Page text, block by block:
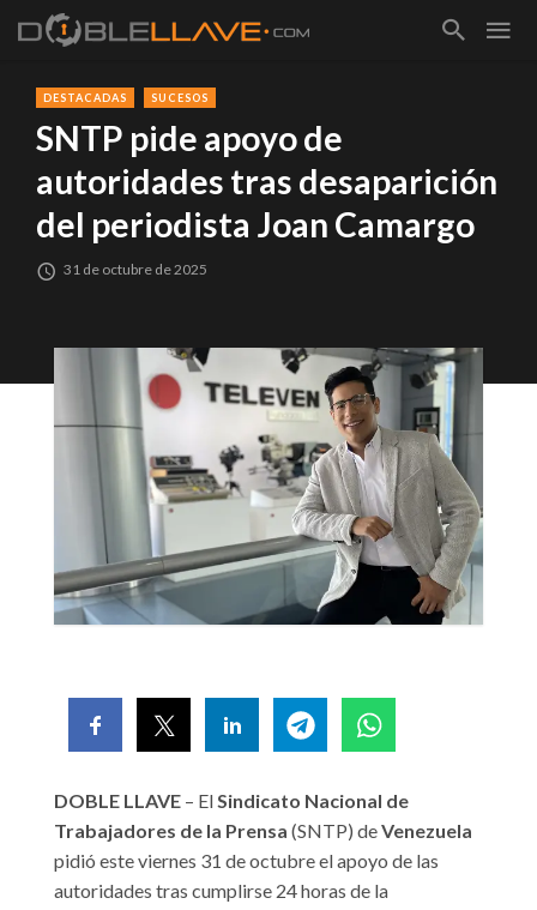
DESTACADAS SUCESOS
SNTP pide apoyo de
autoridades tras desaparición
del periodista Joan Camargo
31 de octubre de 2025
DOBLE LLAVE – ElSindicato Nacional de
Trabajadores de la Prensa (SNTP) deVenezuela
pidió este viernes 31 de octubre el apoyo de las
autoridades tras cumplirse 24 horas de la